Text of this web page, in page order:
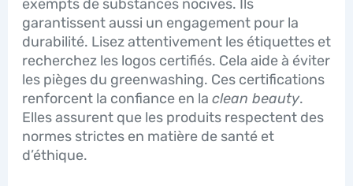
exempts de substances nocives. Ils
garantissent aussi un engagement pour la
durabilité. Lisez attentivement les étiquettes et
recherchez les logos certifiés. Cela aide à éviter
les pièges du greenwashing. Ces certifications
renforcent la confiance en la clean beauty.
Elles assurent que les produits respectent des
normes strictes en matière de santé et
d’éthique.